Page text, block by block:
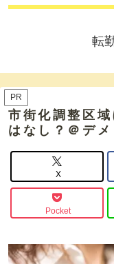
転
PR
市街化調整区
はなし？＠デ
X
Pocket